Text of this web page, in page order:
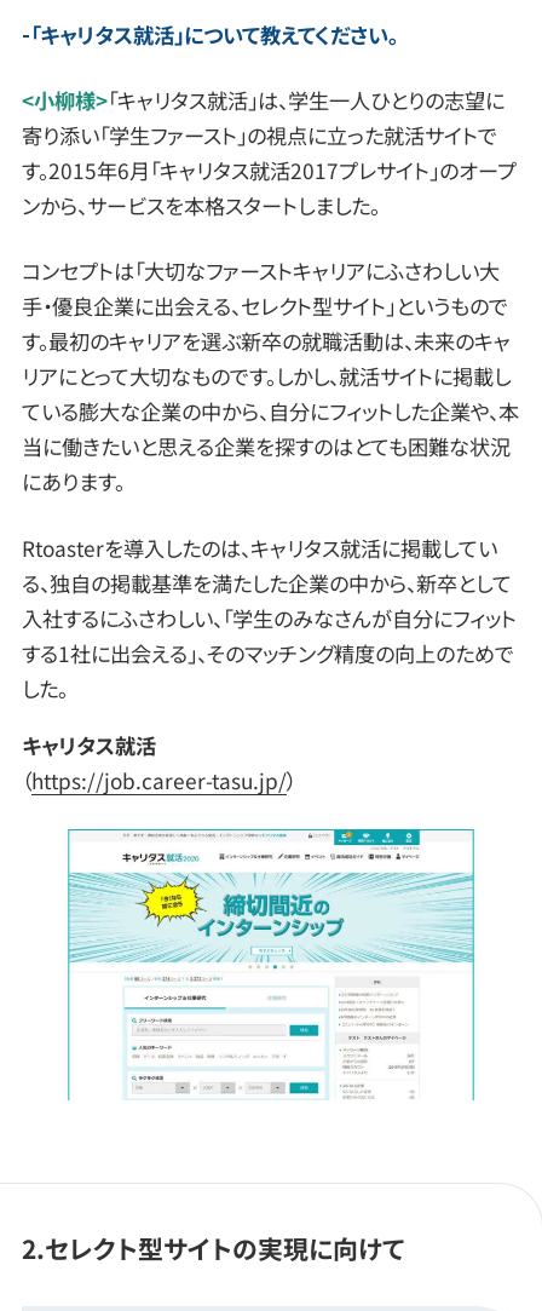
「キャリタス就活」について教えてください。
<小柳様>「キャリタス就活」は、学生一人ひとりの志望に
寄り添い「学生ファースト」の視点に立った就活サイトで
す。2015年6月「キャリタス就活2017プレサイト」のオープ
ンから、サービスを本格スタートしました。
コンセプトは「大切なファーストキャリアにふさわしい大
手・優良企業に出会える、セレクト型サイト」というもので
す。最初のキャリアを選ぶ新卒の就職活動は、未来のキャ
リアにとって大切なものです。しかし、就活サイトに掲載し
ている膨大な企業の中から、自分にフィットした企業や、本
当に働きたいと思える企業を探すのはとても困難な状況
にあります。
Rtoasterを導入したのは、キャリタス就活に掲載してい
る、独自の掲載基準を満たした企業の中から、新卒として
入社するにふさわしい、「学生のみなさんが自分にフィット
する1社に出会える」、そのマッチング精度の向上のためで
した。
キャリタス就活
（https://job.career-tasu.jp/）
2.セレクト型サイトの実現に向けて